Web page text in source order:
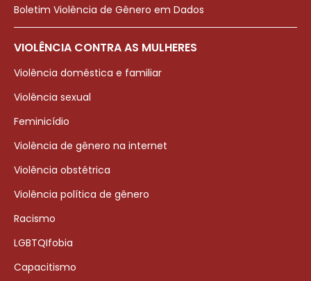
Boletim Violência de Gênero em Dados
VIOLÊNCIA CONTRA AS MULHERES
Violência doméstica e familiar
Violência sexual
Feminicídio
Violência de gênero na internet
Violência obstétrica
Violência política de gênero
Racismo
LGBTQIfobia
Capacitismo